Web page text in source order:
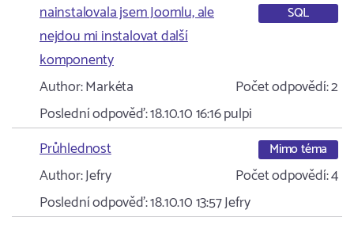
nainstalovala jsem Joomlu, ale
nejdou mi instalovat další
komponenty
SQL
Author:Markéta Počet odpovědí:2
Poslední odpověď:18.10.10 16:16pulpi
Průhlednost
Mimo téma
Author:Jefry Počet odpovědí:4
Poslední odpověď:18.10.10 13:57Jefry